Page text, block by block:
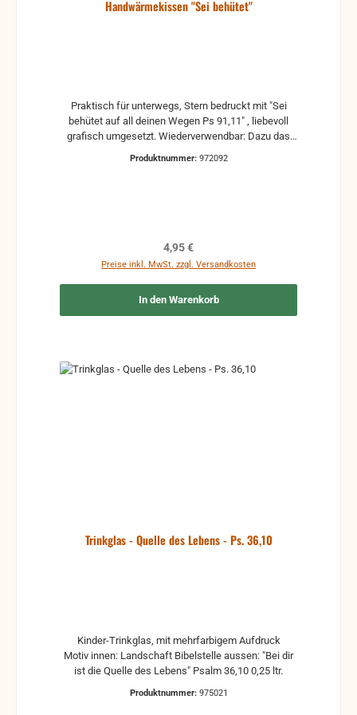
Handwärmekissen "Sei behütet"
Praktisch für unterwegs, Stern bedruckt mit "Sei
behütet auf all deinen Wegen Ps 91,11" , liebevoll
grafisch umgesetzt. Wiederverwendbar: Dazu das
Produktnummer: 972092
Regulärer Preis:
4,95 €
Preise inkl. MwSt. zzgl. Versandkosten
In den Warenkorb
Trinkglas - Quelle des Lebens - Ps. 36,10
Motiv innen: Landschaft Bibelstelle aussen: "Bei dir
ist die Quelle des Lebens" Psalm 36,10 0,25 ltr.
Produktnummer: 975021